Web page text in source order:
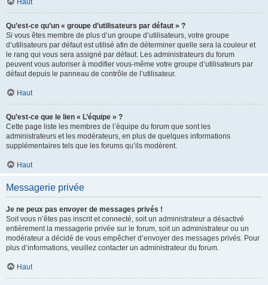
Haut
Qu’est-ce qu’un « groupe d’utilisateurs par défaut » ?
Si vous êtes membre de plus d’un groupe d’utilisateurs, votre groupe
d’utilisateurs par défaut est utilisé afin de déterminer quelle sera la couleur et
le rang qui vous sera assigné par défaut. Les administrateurs du forum
peuvent vous autoriser à modifier vous-même votre groupe d’utilisateurs par
défaut depuis le panneau de contrôle de l’utilisateur.
Haut
Qu’est-ce que le lien « L’équipe » ?
Cette page liste les membres de l’équipe du forum que sont les
administrateurs et les modérateurs, en plus de quelques informations
supplémentaires tels que les forums qu’ils modèrent.
Haut
Messagerie privée
Je ne peux pas envoyer de messages privés !
Soit vous n’êtes pas inscrit et connecté, soit un administrateur a désactivé
entièrement la messagerie privée sur le forum, soit un administrateur ou un
modérateur a décidé de vous empêcher d’envoyer des messages privés. Pour
plus d’informations, veuillez contacter un administrateur du forum.
Haut